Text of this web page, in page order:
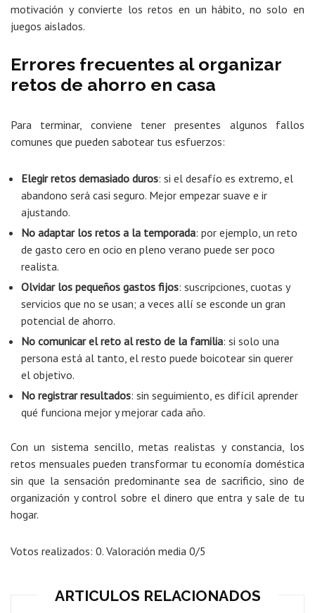
motivación y convierte los retos en un hábito, no solo en
juegos aislados.
Errores frecuentes al organizar
retos de ahorro en casa
Para terminar, conviene tener presentes algunos fallos
comunes que pueden sabotear tus esfuerzos:
Elegir retos demasiado duros: si el desafío es extremo, el
abandono será casi seguro. Mejor empezar suave e ir
ajustando.
No adaptar los retos a la temporada: por ejemplo, un reto
de gasto cero en ocio en pleno verano puede ser poco
realista.
Olvidar los pequeños gastos fijos: suscripciones, cuotas y
servicios que no se usan; a veces allí se esconde un gran
potencial de ahorro.
No comunicar el reto al resto de la familia: si solo una
persona está al tanto, el resto puede boicotear sin querer
el objetivo.
No registrar resultados: sin seguimiento, es difícil aprender
qué funciona mejor y mejorar cada año.
Con un sistema sencillo, metas realistas y constancia, los
retos mensuales pueden transformar tu economía doméstica
sin que la sensación predominante sea de sacrificio, sino de
organización y control sobre el dinero que entra y sale de tu
hogar.
Votos realizados: 0. Valoración media 0/5
ARTICULOS RELACIONADOS